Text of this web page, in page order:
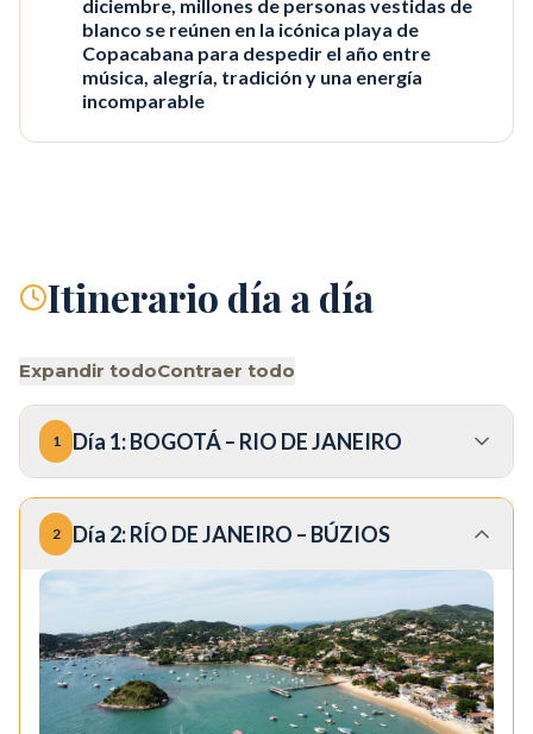
diciembre, millones de personas vestidas de
blanco se reúnen en la icónica playa de
Copacabana para despedir el año entre
música, alegría, tradición y una energía
incomparable
Itinerario día a día
Expandir todoContraer todo
1 Día 1:BOGOTÁ – RIO DE JANEIRO
2 Día 2:RÍO DE JANEIRO – BÚZIOS